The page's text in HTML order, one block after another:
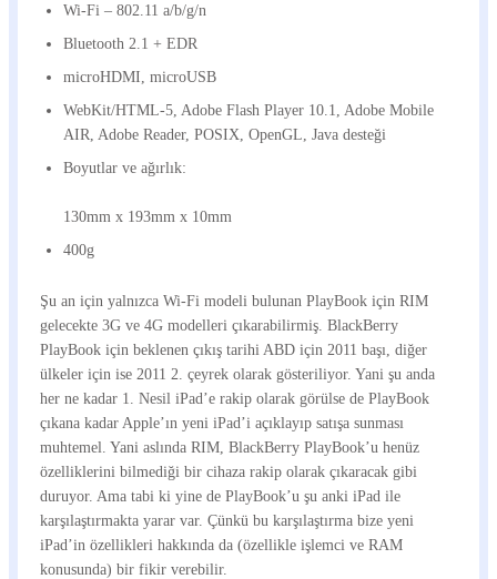
Wi-Fi – 802.11 a/b/g/n
Bluetooth 2.1 + EDR
microHDMI, microUSB
WebKit/HTML-5, Adobe Flash Player 10.1, Adobe Mobile
AIR, Adobe Reader, POSIX, OpenGL, Java desteği
Boyutlar ve ağırlık:
130mm x 193mm x 10mm
400g
Şu an için yalnızca Wi-Fi modeli bulunan PlayBook için RIM
gelecekte 3G ve 4G modelleri çıkarabilirmiş. BlackBerry
PlayBook için beklenen çıkış tarihi ABD için 2011 başı, diğer
ülkeler için ise 2011 2. çeyrek olarak gösteriliyor. Yani şu anda
her ne kadar 1. Nesil iPad’e rakip olarak görülse de PlayBook
çıkana kadar Apple’ın yeni iPad’i açıklayıp satışa sunması
muhtemel. Yani aslında RIM, BlackBerry PlayBook’u henüz
özelliklerini bilmediği bir cihaza rakip olarak çıkaracak gibi
duruyor. Ama tabi ki yine de PlayBook’u şu anki iPad ile
karşılaştırmakta yarar var. Çünkü bu karşılaştırma bize yeni
iPad’in özellikleri hakkında da (özellikle işlemci ve RAM
konusunda) bir fikir verebilir.